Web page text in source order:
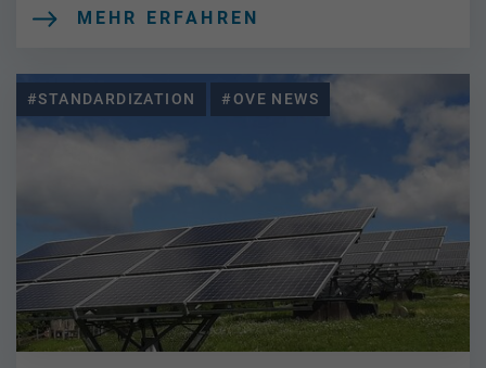
MEHR ERFAHREN
#STANDARDIZATION #OVE NEWS